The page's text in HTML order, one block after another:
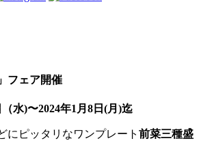
フェア開催
水)〜2024年1月8日(月)迄
にピッタリなワンプレート 前菜三種盛